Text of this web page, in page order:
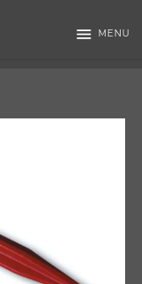
menu MENU